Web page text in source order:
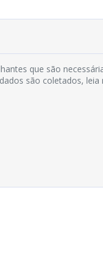
que são
são coletados,